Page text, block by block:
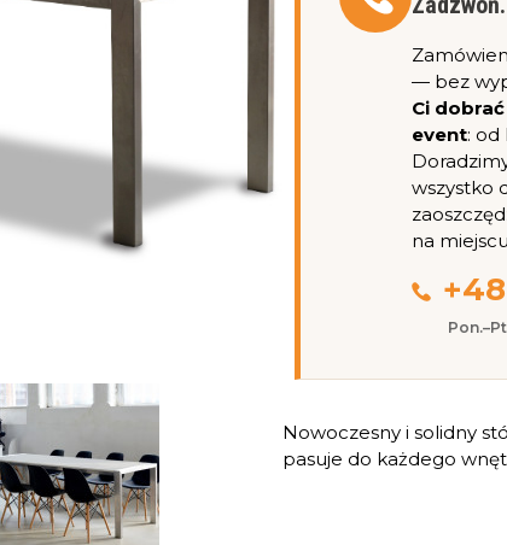
— bez
Ci
event: od
wszystko
na
Nowoczesny i solidny
pasuje do każdego